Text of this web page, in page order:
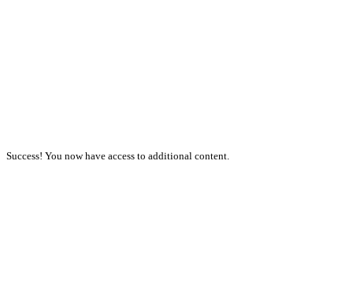
Success! You now have access to additional content.